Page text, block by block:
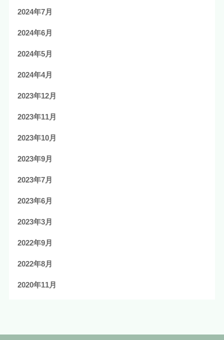
2024年7月
2024年6月
2024年5月
2024年4月
2023年12月
2023年11月
2023年10月
2023年9月
2023年7月
2023年6月
2023年3月
2022年9月
2022年8月
2020年11月